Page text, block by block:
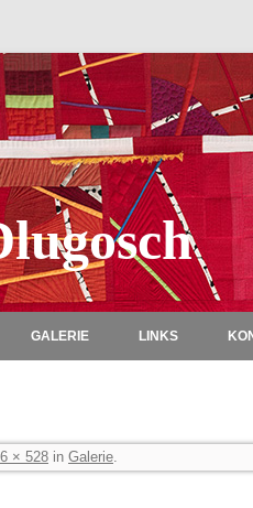
GALERIE LINKS
× 528 in Galerie.